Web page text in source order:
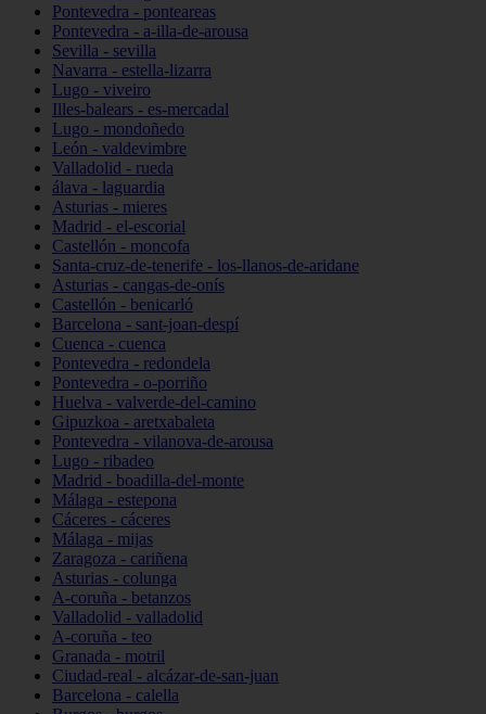
Pontevedra - ponteareas
Pontevedra - a-illa-de-arousa
Sevilla - sevilla
Navarra - estella-lizarra
Lugo - viveiro
Illes-balears - es-mercadal
Lugo - mondoñedo
León - valdevimbre
Valladolid - rueda
álava - laguardia
Asturias - mieres
Madrid - el-escorial
Castellón - moncofa
Santa-cruz-de-tenerife - los-llanos-de-aridane
Asturias - cangas-de-onís
Castellón - benicarló
Barcelona - sant-joan-despí
Cuenca - cuenca
Pontevedra - redondela
Pontevedra - o-porriño
Huelva - valverde-del-camino
Gipuzkoa - aretxabaleta
Pontevedra - vilanova-de-arousa
Lugo - ribadeo
Madrid - boadilla-del-monte
Málaga - estepona
Cáceres - cáceres
Málaga - mijas
Zaragoza - cariñena
Asturias - colunga
A-coruña - betanzos
Valladolid - valladolid
A-coruña - teo
Granada - motril
Ciudad-real - alcázar-de-san-juan
Barcelona - calella